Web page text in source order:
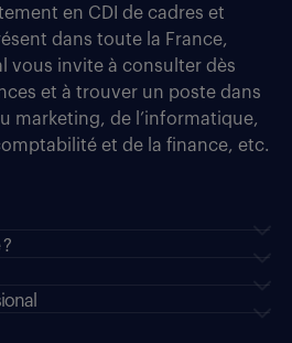
en CDI de cadres et
dans toute la France,
vous invite à consulter dès
et à trouver un poste dans
marketing, de l’informatique,
et de la finance, etc.